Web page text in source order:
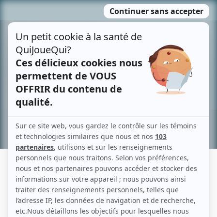
MENU
contenu
Recherche avancée »
LUCIE BEAUVAIS
Liens
Fiche de Lucie Beauvais sur Showbizz.net